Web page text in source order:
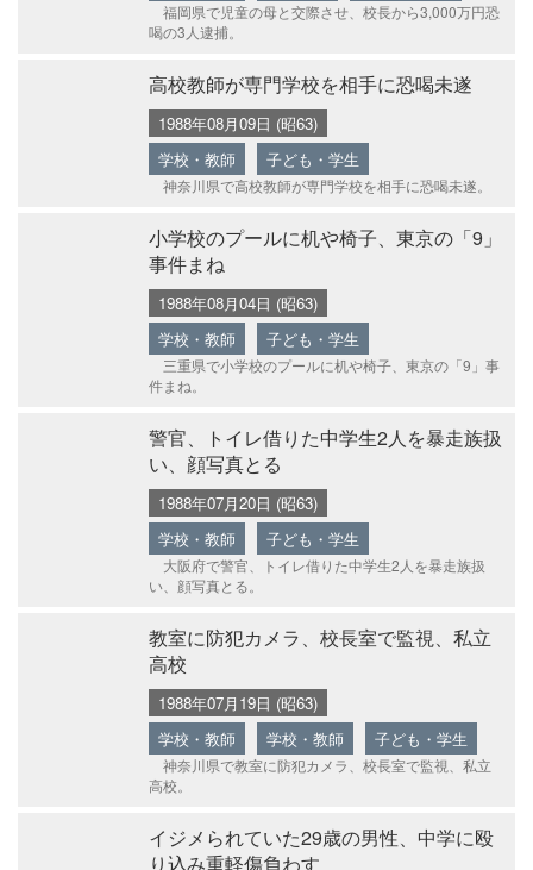
福岡県で児童の母と交際させ、校長から3,000万円恐
喝の3人逮捕。
高校教師が専門学校を相手に恐喝未遂
1988年08月09日 (昭63)
学校・教師
子ども・学生
神奈川県で高校教師が専門学校を相手に恐喝未遂。
小学校のプールに机や椅子、東京の「9」
事件まね
1988年08月04日 (昭63)
学校・教師
子ども・学生
三重県で小学校のプールに机や椅子、東京の「9」事
件まね。
警官、トイレ借りた中学生2人を暴走族扱
い、顔写真とる
1988年07月20日 (昭63)
学校・教師
子ども・学生
大阪府で警官、トイレ借りた中学生2人を暴走族扱
い、顔写真とる。
教室に防犯カメラ、校長室で監視、私立
高校
1988年07月19日 (昭63)
学校・教師
学校・教師 子ども・学生
神奈川県で教室に防犯カメラ、校長室で監視、私立
高校。
イジメられていた29歳の男性、中学に殴
り込み重軽傷負わす